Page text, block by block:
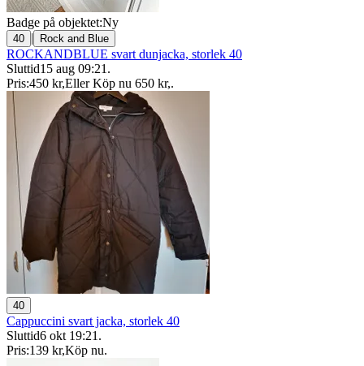
Badge på objektet:Ny
40 | Rock and Blue
ROCKANDBLUE svart dunjacka, storlek 40
Sluttid15 aug 09:21 .
Pris:450 kr,Eller Köp nu 650 kr,.
40
Cappuccini svart jacka, storlek 40
Sluttid6 okt 19:21 .
Pris:139 kr,Köp nu.